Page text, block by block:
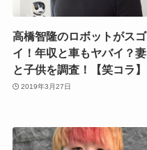
高橋智隆のロボットがスゴ
イ！年収と車もヤバイ？妻
と子供を調査！【笑コラ】
2019年3月27日